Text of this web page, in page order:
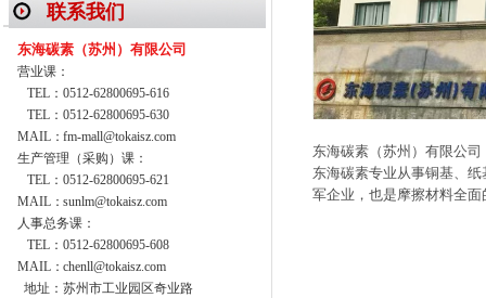
联系我们
东海碳素（苏州）有限公司
营业课：
TEL： 0512-62800695-616
TEL： 0512-62800695-630
MAIL：fm-mall@tokaisz.com
生产管理（采购）课：
TEL： 0512-62800695-621
MAIL：sunlm@tokaisz.com
人事总务课：
TEL： 0512-62800695-608
MAIL：chenll@tokaisz.com
地址： 苏州市工业园区奇业路
东海碳素（苏州）有限公司
东海碳素专业从事铜基、
军企业，也是摩擦材料全面